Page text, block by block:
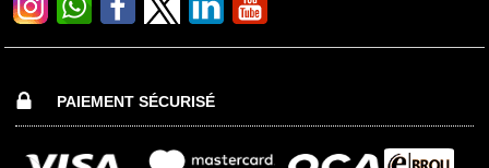
PAIEMENT SÉCURISÉ